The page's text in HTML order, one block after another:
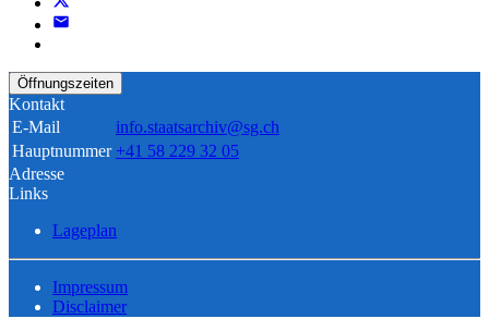
Öffnungszeiten
Kontakt
E-Mail
info.staatsarchiv@sg.ch
Hauptnummer +41 58 229 32 05
Adresse
Links
Lageplan
Impressum
Disclaimer